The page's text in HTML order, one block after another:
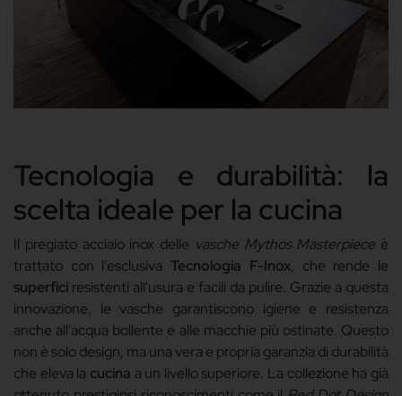
Tecnologia e durabilità: la
scelta ideale per la cucina
Il pregiato acciaio inox delle vasche Mythos Masterpiece è
trattato con l'esclusivaTecnologia F-Inox, che rende le
superfici resistenti all'usura e facili da pulire. Grazie a questa
innovazione, le vasche garantiscono igiene e resistenza
anche all'acqua bollente e alle macchie più ostinate. Questo
non è solo design, ma una vera e propria garanzia di durabilità
che eleva la cucina a un livello superiore. La collezione ha già